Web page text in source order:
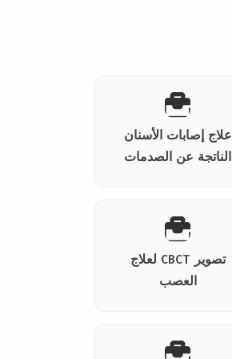
علاج إصابات الأسنان
الناتجة عن الصدمات
تصوير CBCT لعلاج
العصب